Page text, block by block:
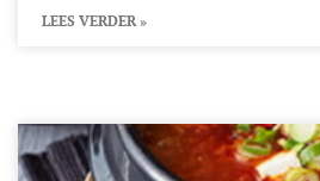
LEES VERDER »